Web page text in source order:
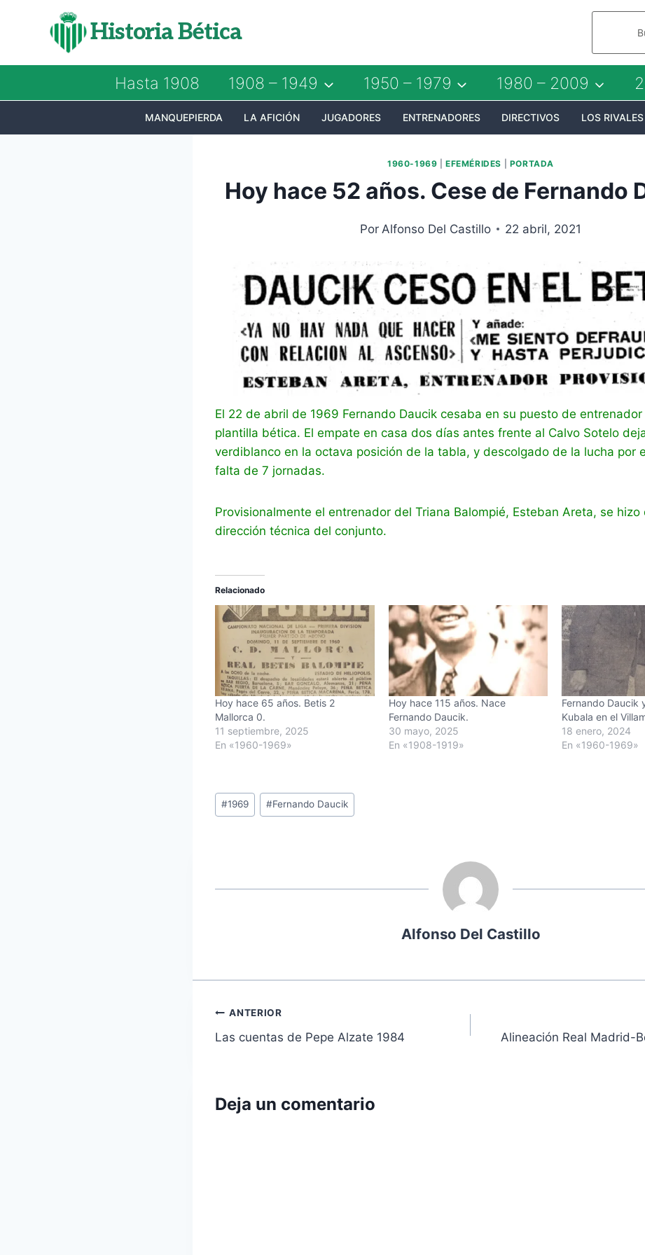
Historia Bética
Hasta 1908 1908 – 1949 1950 – 1979 1980 – 2009
MANQUEPIERDA LA AFICIÓN JUGADORES ENTRENADORES DIRECTIVOS LOS RIVALES
1960-1969 |EFEMÉRIDES PORTADA
Hoy hace 52 años. Cese de Fernando
Por Alfonso Del Castillo 22 abril, 2021
El 22 de abril de 1969 Fernando Daucik cesaba en su puesto de
plantilla bética. El empate en casa dos días antes frente al Calvo Sotelo
verdiblanco en la octava posición de la tabla, y descolgado de la lucha por
falta de 7 jornadas.
Provisionalmente el entrenador del Triana Balompié, Esteban Areta, se hizo
dirección técnica del conjunto.
Relacionado
Hoy hace 65 años. Betis 2
Mallorca 0.
11 septiembre, 2025
En «1960-1969»
Hoy hace 115 años. Nace
Fernando Daucik.
30 mayo, 2025
En «1908-1919»
Fernando Daucik
Kubala en el
18 enero, 2024
En «1960-1969»
Etiquetas
de
#1969 #Fernando Daucik
Alfonso Del Castillo
Navegación
de
ANTERIOR
Las cuentas de Pepe Alzate 1984 Alineación Real Madrid-
Deja un comentario